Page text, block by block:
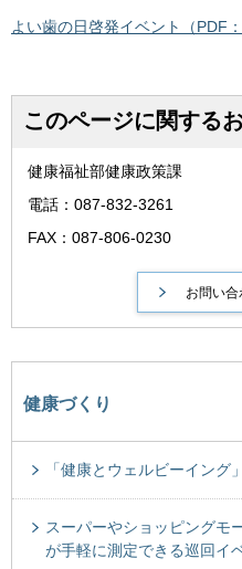
よい歯の日啓発イベント（PDF：
このページに関する
健康福祉部健康政策課
電話：087-832-3261
FAX：087-806-0230
健康づくり
「健康とウェルビーイン
スーパーやショッピングモ
が手軽に測定できる巡回イ